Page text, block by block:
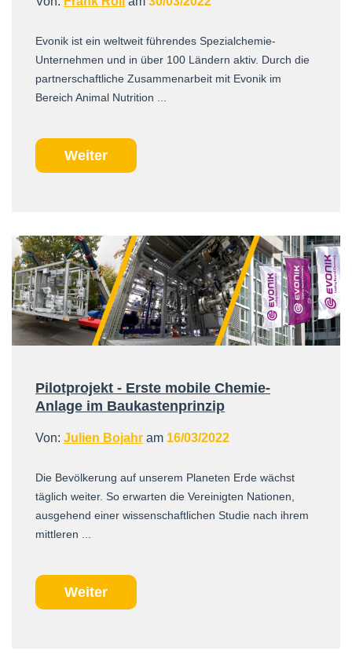
Evonik ist ein weltweit führendes Spezialchemie-
Unternehmen und in über 100 Ländern aktiv. Durch die
partnerschaftliche Zusammenarbeit mit Evonik im
Bereich Animal Nutrition ...
Weiter
Pilotprojekt - Erste mobile Chemie-
Anlage im Baukastenprinzip
Von: Julien Bojahr am 16/03/2022
Die Bevölkerung auf unserem Planeten Erde wächst
täglich weiter. So erwarten die Vereinigten Nationen,
ausgehend einer wissenschaftlichen Studie nach ihrem
mittleren ...
Weiter